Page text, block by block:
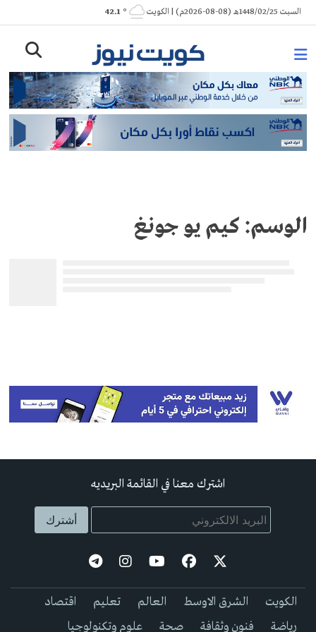
Skip
to
السبت 1448/02/25هـ (08-08-2026م) | الكويت ° 42.1
الوسم: كيم يو جونغ
اشترك معنا في القائمة البريديه
الكويت الشرق الاوسط العالم تعليم
اقتصاد
رياضة
فنون وثقافة صحة علوم وتكنولوجيا